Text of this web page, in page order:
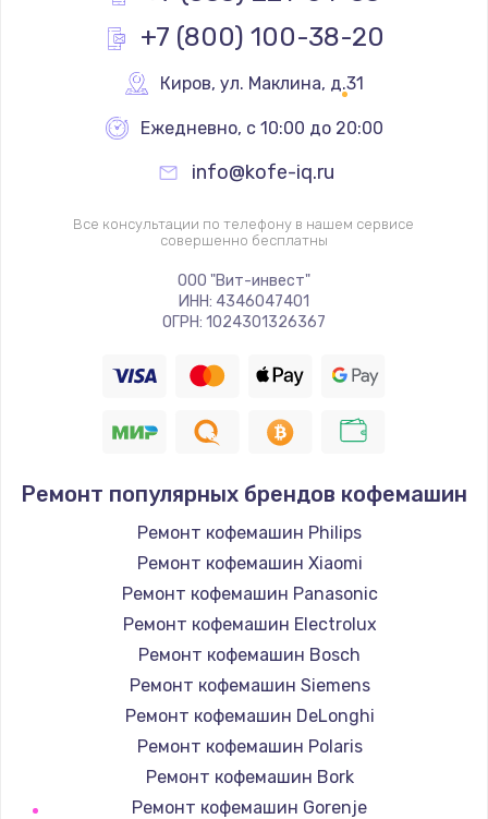
+7 (800) 100-38-20
Киров, ул. Маклина, д.31
Ежедневно, с 10:00 до 20:00
info@kofe-iq.ru
Все консультации по телефону в нашем сервисе
совершенно бесплатны
ООО "Вит-инвест"
ИНН: 4346047401
ОГРН: 1024301326367
Ремонт популярных брендов кофемашин
Ремонт кофемашин Philips
Ремонт кофемашин Xiaomi
Ремонт кофемашин Panasonic
Ремонт кофемашин Electrolux
Ремонт кофемашин Bosch
Ремонт кофемашин Siemens
Ремонт кофемашин DeLonghi
Ремонт кофемашин Polaris
Ремонт кофемашин Bork
Ремонт кофемашин Gorenje